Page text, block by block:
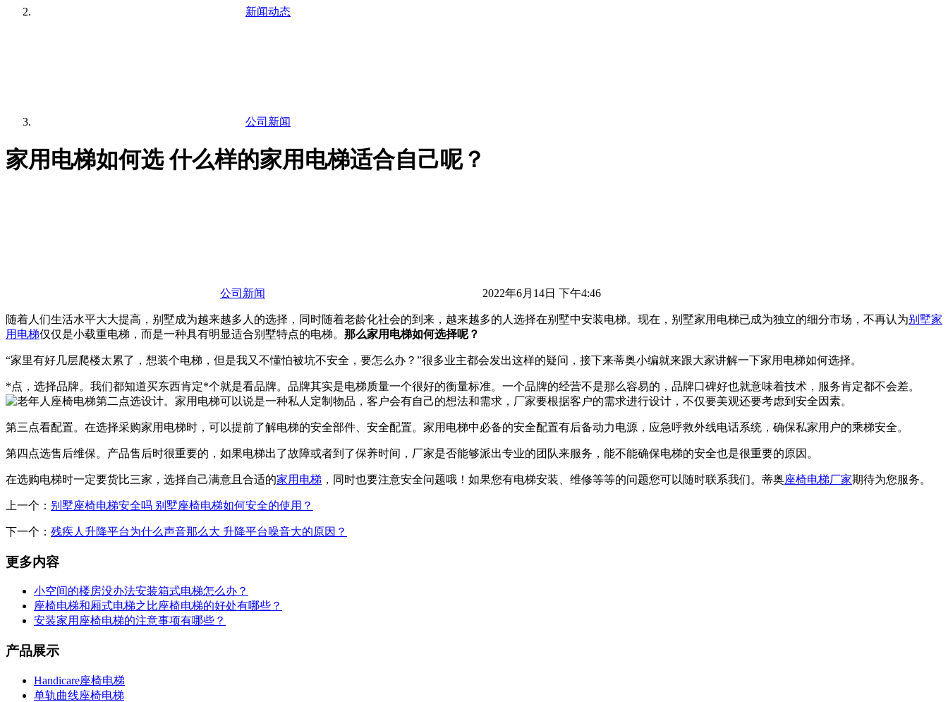
新闻动态
公司新闻
家用电梯如何选 什么样的家用电梯适合自己呢？
公司新闻 2022年6月14日 下午4:46
随着人们生活水平大大提高，别墅成为越来越多人的选择，同时随着老龄化社会的到来，越来越多的人选择在别墅中安装电梯。现在，别墅家用电梯已成为独立的细分市场，不再认为别墅家
用电梯仅仅是小载重电梯，而是一种具有明显适合别墅特点的电梯。 那么家用电梯如何选择呢？
“家里有好几层爬楼太累了，想装个电梯，但是我又不懂怕被坑不安全，要怎么办？”很多业主都会发出这样的疑问，接下来蒂奥小编就来跟大家讲解一下家用电梯如何选择。
*点，选择品牌。我们都知道买东西肯定*个就是看品牌。品牌其实是电梯质量一个很好的衡量标准。一个品牌的经营不是那么容易的，品牌口碑好也就意味着技术，服务肯定都不会差。
第二点选设计。家用电梯可以说是一种私人定制物品，客户会有自己的想法和需求，厂家要根据客户的需求进行设计，不仅要美观还要考虑到安全因素。
第三点看配置。在选择采购家用电梯时，可以提前了解电梯的安全部件、安全配置。家用电梯中必备的安全配置有后备动力电源，应急呼救外线电话系统，确保私家用户的乘梯安全。
第四点选售后维保。产品售后时很重要的，如果电梯出了故障或者到了保养时间，厂家是否能够派出专业的团队来服务，能不能确保电梯的安全也是很重要的原因。
在选购电梯时一定要货比三家，选择自己满意且合适的家用电梯 ，同时也要注意安全问题哦！如果您有电梯安装、维修等等的问题您可以随时联系我们。蒂奥座椅电梯厂家期待为您服务。
上一个： 别墅座椅电梯安全吗 别墅座椅电梯如何安全的使用？
下一个： 残疾人升降平台为什么声音那么大 升降平台噪音大的原因？
更多内容
小空间的楼房没办法安装箱式电梯怎么办？
座椅电梯和厢式电梯之比座椅电梯的好处有哪些？
安装家用座椅电梯的注意事项有哪些？
产品展示
Handicare座椅电梯
单轨曲线座椅电梯